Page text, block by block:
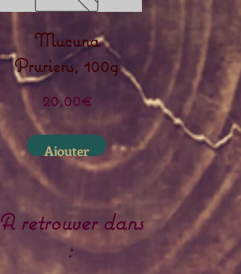
Mucuna
Pruriens, 100g
20,00€Prix
Ajouter
A retrouver dans
: